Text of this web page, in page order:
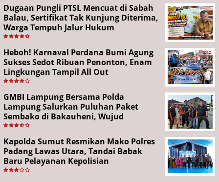
Dugaan Pungli PTSL Mencuat di Sabah
Balau, Sertifikat Tak Kunjung Diterima,
Warga Tempuh Jalur Hukum
Heboh! Karnaval Perdana Bumi Agung
Sukses Sedot Ribuan Penonton, Enam
Lingkungan Tampil All Out
GMBI Lampung Bersama Polda
Lampung Salurkan Puluhan Paket
Sembako di Bakauheni, Wujud
Kepedulian Sambut HUT RI ke-81
Kapolda Sumut Resmikan Mako Polres
Padang Lawas Utara, Tandai Babak
Baru Pelayanan Kepolisian